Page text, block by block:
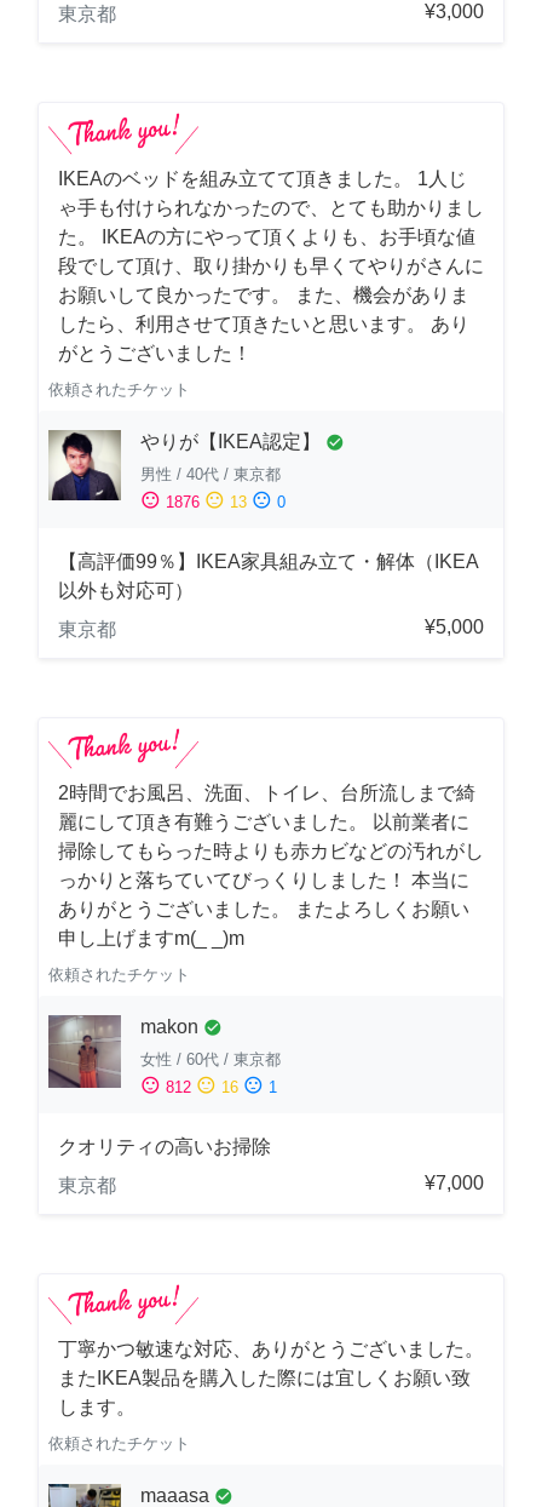
東京都 ¥3,000
IKEAのベッドを組み立てて頂きました。 1人じ
ゃ手も付けられなかったので、とても助かりまし
た。 IKEAの方にやって頂くよりも、お手頃な値
段でして頂け、取り掛かりも早くてやりがさんに
お願いして良かったです。 また、機会がありま
したら、利用させて頂きたいと思います。 あり
がとうございました！
依頼されたチケット
やりが【IKEA認定】 check_circle
男性 / 40代 / 東京都
sentiment_satisfied 1876 sentiment_neutral 13 sentiment_dissatisfied 0
【高評価99％】IKEA家具組み立て・解体（IKEA
以外も対応可）
東京都
¥5,000
2時間でお風呂、洗面、トイレ、台所流しまで綺
麗にして頂き有難うございました。 以前業者に
掃除してもらった時よりも赤カビなどの汚れがし
っかりと落ちていてびっくりしました！ 本当に
ありがとうございました。 またよろしくお願い
申し上げますm(_ _)m
依頼されたチケット
makon check_circle
女性 / 60代 / 東京都
sentiment_satisfied 812 sentiment_neutral 16 sentiment_dissatisfied 1
クオリティの高いお掃除
東京都
¥7,000
丁寧かつ敏速な対応、ありがとうございました。
またIKEA製品を購入した際には宜しくお願い致
します。
依頼されたチケット
maaasa check_circle